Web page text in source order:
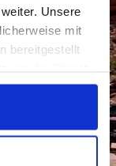
Unsere
mit
bereitgestellt